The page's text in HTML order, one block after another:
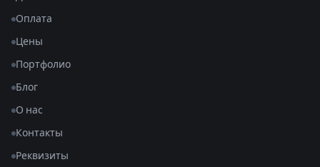
Оплата
Цены
Портфолио
Блог
О нас
Контакты
Реквизиты